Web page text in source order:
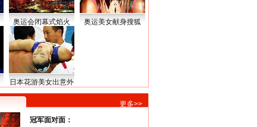
奥运会闭幕式焰火 奥运美女献身搜狐
日本花游美女出意外
更多>>
冠军面对面：